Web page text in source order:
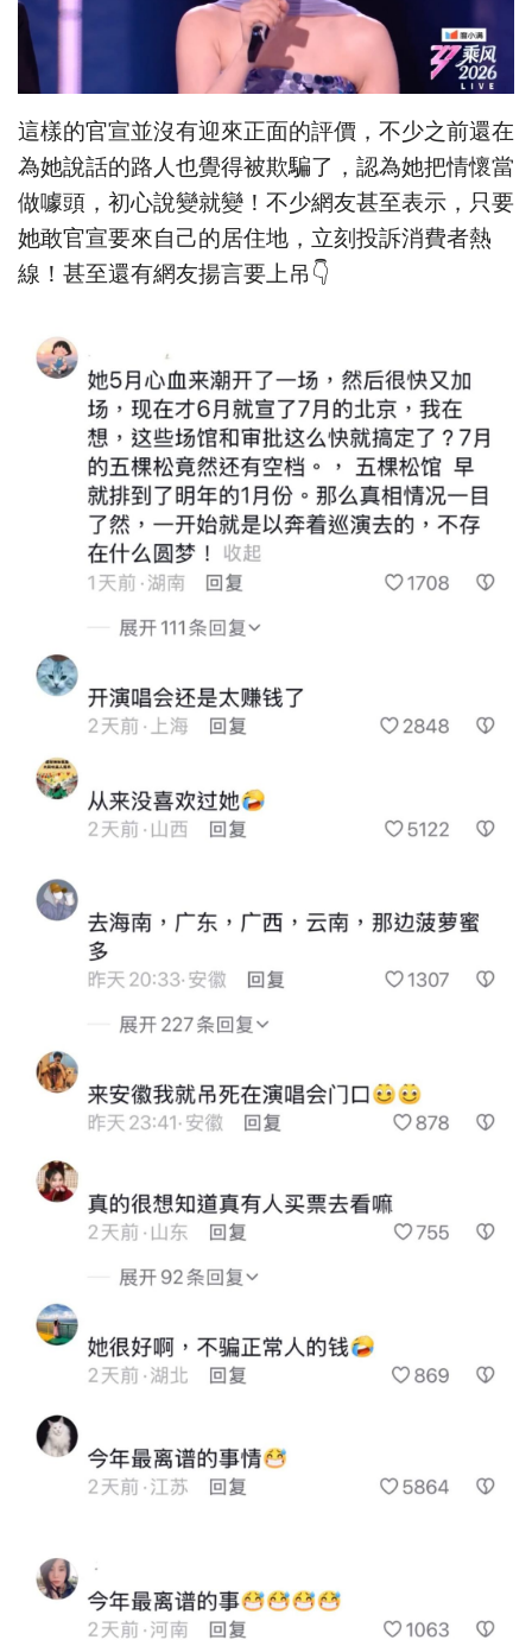
這樣的官宣並沒有迎來正面的評價，不少之前還在
為她說話的路人也覺得被欺騙了，認為她把情懷當
做噱頭，初心說變就變！不少網友甚至表示，只要
她敢官宣要來自己的居住地，立刻投訴消費者熱
線！甚至還有網友揚言要上吊👇